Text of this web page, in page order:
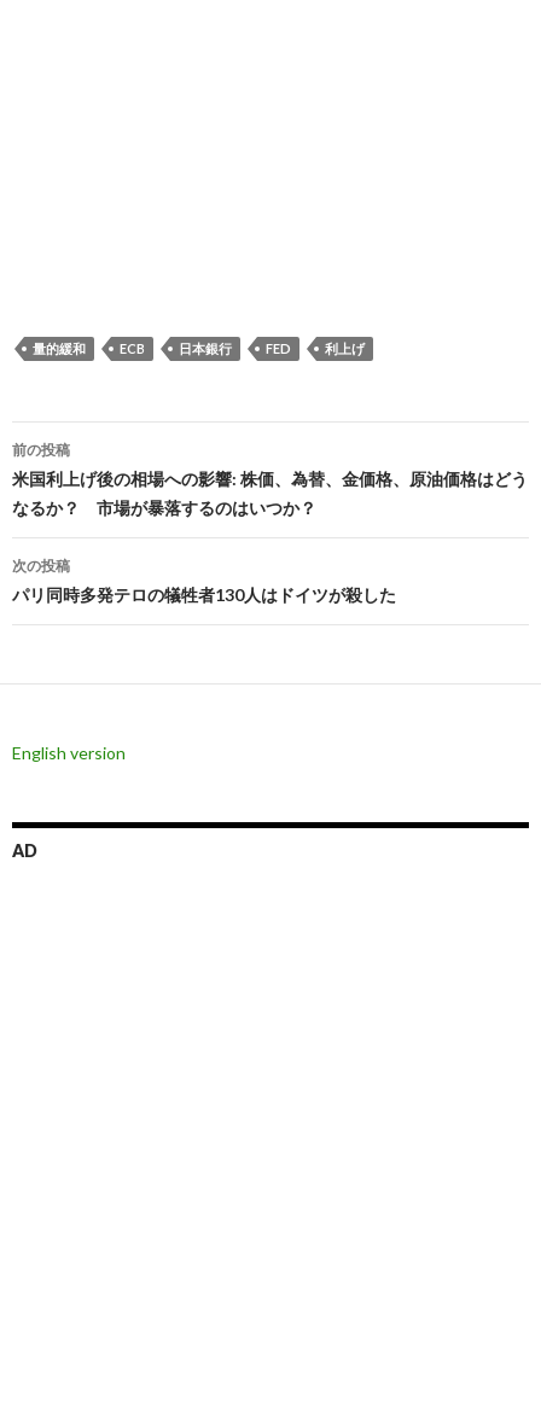
量的緩和 ECB 日本銀行 FED 利上げ
投
稿
ナ
ビ
ゲ
シ
前の投稿
米国利上げ後の相場への影響: 株価、為替、金価格、原油価格はどう
なるか？ 市場が暴落するのはいつか？
次の投稿
パリ同時多発テロの犠牲者130人はドイツが殺した
English version
AD